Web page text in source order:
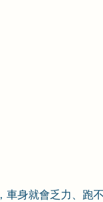
車身就會乏力、跑不